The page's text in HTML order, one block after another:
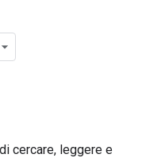
cercare, leggere e